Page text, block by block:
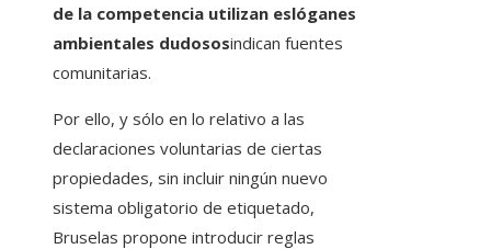
de la competencia utilizan eslóganes
ambientales dudososindican fuentes
comunitarias.
Por ello, y sólo en lo relativo a las
declaraciones voluntarias de ciertas
propiedades, sin incluir ningún nuevo
sistema obligatorio de etiquetado,
Bruselas propone introducir reglas